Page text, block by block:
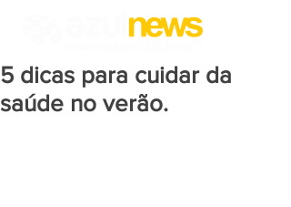
5 dicas para cuidar da
saúde no verão.